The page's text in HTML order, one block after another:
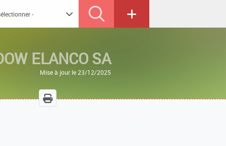
ELANCO SA
Mise à jour le 23/12/2025